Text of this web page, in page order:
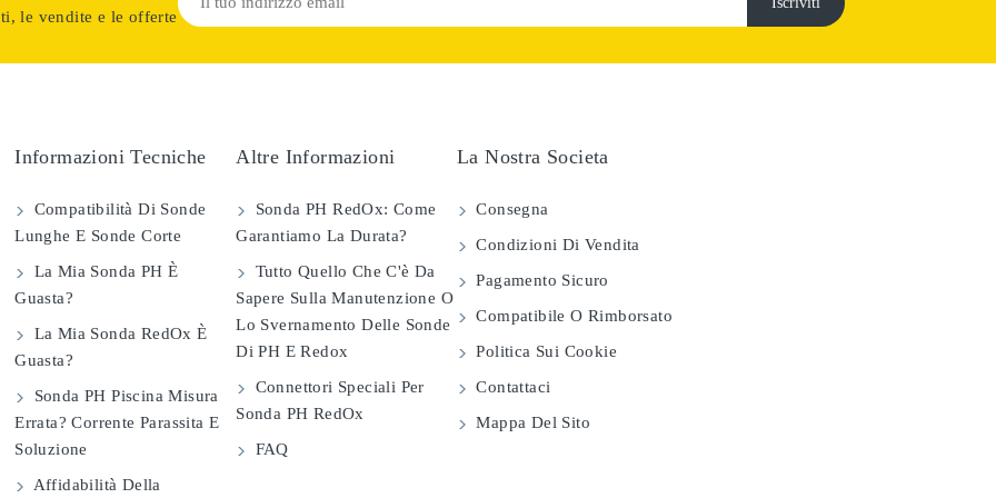
le vendite e le offerte
Informazioni Tecniche
Compatibilità Di Sonde
Lunghe E Sonde Corte
La Mia Sonda PH È
Guasta?
La Mia Sonda RedOx È
Guasta?
Sonda PH Piscina Misura
Errata? Corrente Parassita E
Soluzione
Affidabilità Della
Altre Informazioni
Sonda PH RedOx: Come
Garantiamo La Durata?
Tutto Quello Che C'è Da
Sapere Sulla Manutenzione O
Lo Svernamento Delle Sonde
Di PH E Redox
Connettori Speciali Per
Sonda PH RedOx
FAQ
La Nostra Societa
Consegna
Condizioni Di Vendita
Pagamento Sicuro
Compatibile O Rimborsato
Politica Sui Cookie
Contattaci
Mappa Del Sito